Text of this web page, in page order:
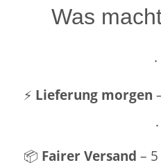
Was
·
⚡ Lieferung morgen
·
📦 Fairer Versand –